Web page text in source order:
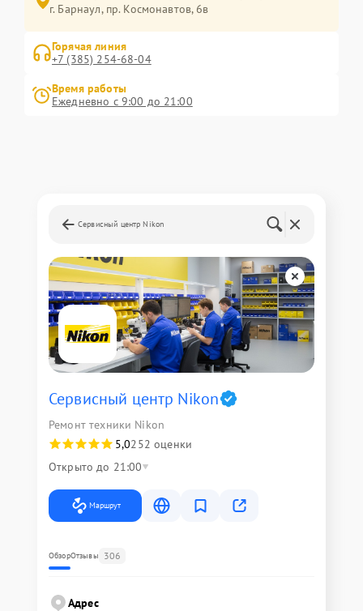
г. Барнаул, ​пр. Космонавтов, 6в
Горячая линия
+7 (385) 254-68-04
Время работы
Ежедневно с 9:00 до 21:00
Сервисный центр Nikon
Сервисный центр Nikon
Ремонт техники Nikon
5,0252 оценки
Открыто до 21:00
Маршрут
ОбзорОтзывы 306
Адрес